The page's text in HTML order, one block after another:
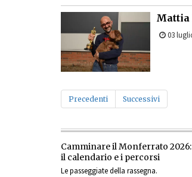
Mattia
03
Precedenti Successivi
Camminare il Monferrato 2026:
il calendario e i percorsi
Le passeggiate della rassegna.